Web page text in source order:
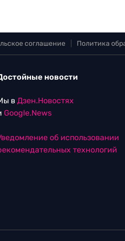
соглашение Политика
новости
в Дзен.Новостях
Google.News
об использовании
технологий